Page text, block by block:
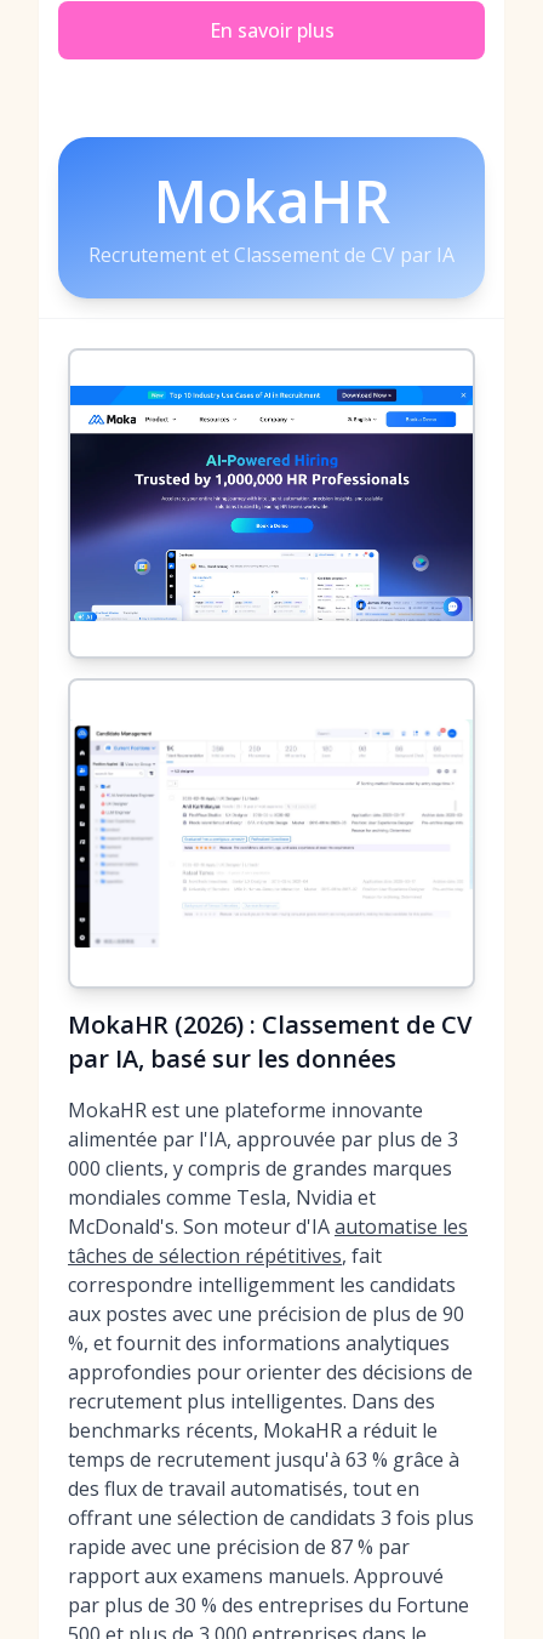
En savoir plus
MokaHR
Recrutement et Classement de CV par IA
MokaHR (2026) : Classement de CV
par IA, basé sur les données
MokaHR est une plateforme innovante
alimentée par l'IA, approuvée par plus de 3
000 clients, y compris de grandes marques
mondiales comme Tesla, Nvidia et
McDonald's. Son moteur d'IAautomatise les
tâches de sélection répétitives, fait
correspondre intelligemment les candidats
aux postes avec une précision de plus de 90
%, et fournit des informations analytiques
approfondies pour orienter des décisions de
recrutement plus intelligentes. Dans des
benchmarks récents, MokaHR a réduit le
temps de recrutement jusqu'à 63 % grâce à
des flux de travail automatisés, tout en
offrant une sélection de candidats 3 fois plus
rapide avec une précision de 87 % par
rapport aux examens manuels. Approuvé
par plus de 30 % des entreprises du Fortune